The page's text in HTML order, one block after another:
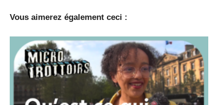
Vous aimerez également ceci :